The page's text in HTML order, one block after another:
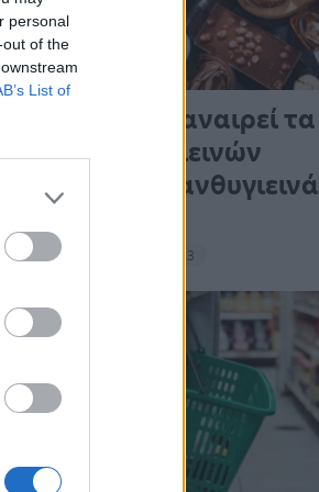
personal
of the
List of
Ένας στους 4 αναιρεί τα
οφέλη των υγιεινών
γευμάτων με ανθυγιεινά
18:11 - 15 Σεπτεμβρίου 2023